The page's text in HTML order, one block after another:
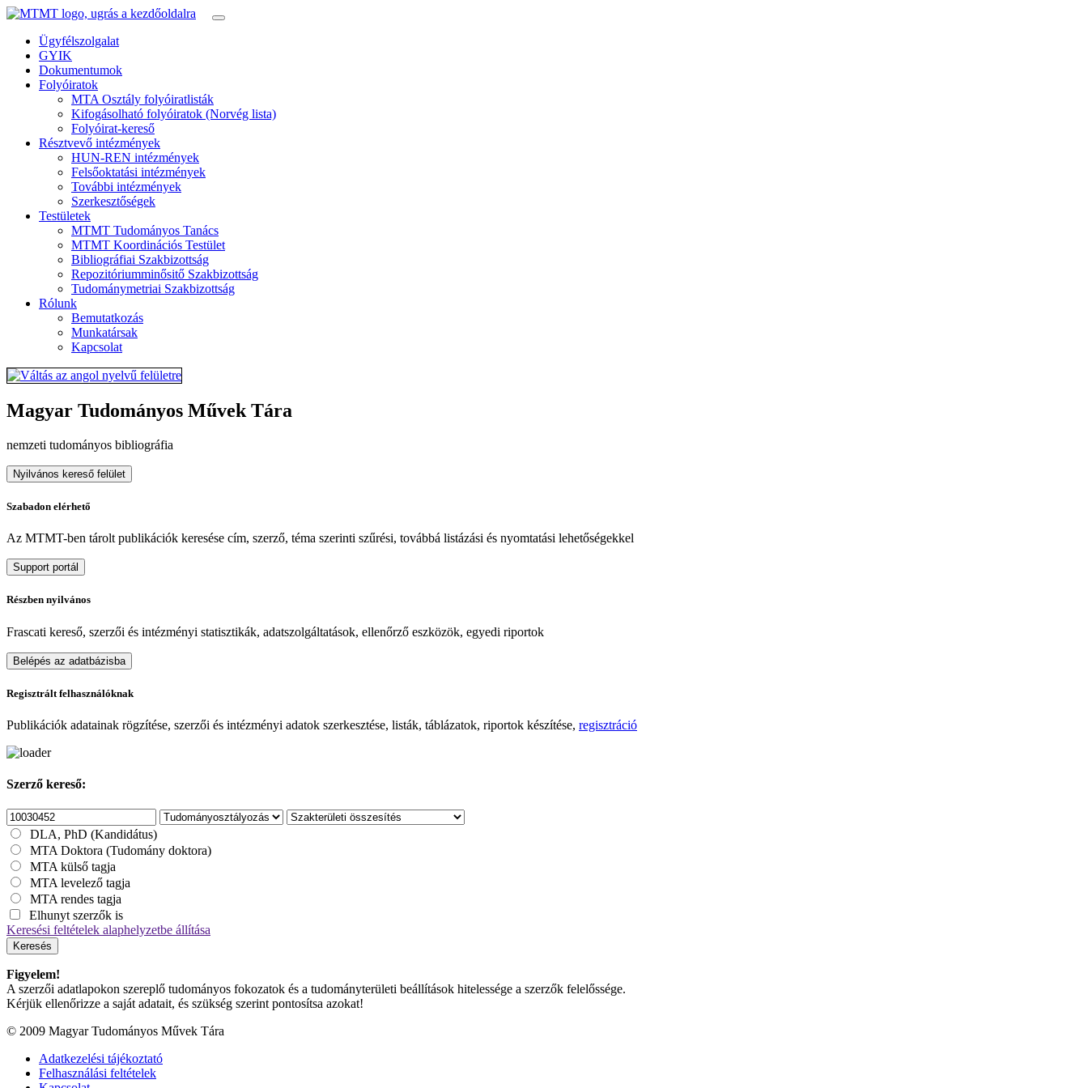
Ügyfélszolgalat
GYIK
Dokumentumok
Folyóiratok
MTA Osztály folyóiratlisták
Kifogásolható folyóiratok (Norvég lista)
Folyóirat-kereső
Résztvevő intézmények
HUN-REN intézmények
Felsőoktatási intézmények
További intézmények
Szerkesztőségek
Testületek
MTMT Tudományos Tanács
MTMT Koordinációs Testület
Bibliográfiai Szakbizottság
Repozitóriumminősitő Szakbizottság
Tudománymetriai Szakbizottság
Rólunk
Bemutatkozás
Munkatársak
Kapcsolat
Magyar Tudományos Művek Tára
nemzeti tudományos bibliográfia
Nyilvános kereső felület
Szabadon elérhető
Az MTMT-ben tárolt publikációk keresése cím, szerző, téma szerinti szűrési, továbbá listázási és nyomtatási lehetőségekkel
Support portál
Részben nyilvános
Frascati kereső, szerzői és intézményi statisztikák, adatszolgáltatások, ellenőrző eszközök, egyedi riportok
Belépés az adatbázisba
Regisztrált felhasználóknak
Publikációk adatainak rögzítése, szerzői és intézményi adatok szerkesztése, listák, táblázatok, riportok készítése, regisztráció
Szerző kereső:
DLA, PhD (Kandidátus)
MTA Doktora (Tudomány doktora)
MTA külső tagja
MTA levelező tagja
MTA rendes tagja
Elhunyt szerzők is
Keresési feltételek alaphelyzetbe állítása
Keresés
Figyelem!
A szerzői adatlapokon szereplő tudományos fokozatok és a tudományterületi beállítások hitelessége a szerzők felelőssége.
Kérjük ellenőrizze a saját adatait, és szükség szerint pontosítsa azokat!
© 2009 Magyar Tudományos Művek Tára
Adatkezelési tájékoztató
Felhasználási feltételek